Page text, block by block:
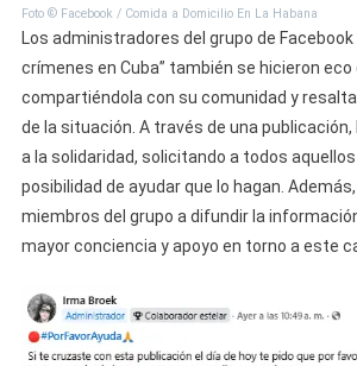
Foto © Facebook / Comida a Domicilio En La Habana
Los administradores del grupo de Facebook
crímenes en Cuba” también se hicieron eco
compartiéndola con su comunidad y
de la situación. A través de una
a la solidaridad, solicitando a todos
posibilidad de ayudar que lo hagan.
miembros del grupo a difundir la
mayor conciencia y apoyo en torno a este